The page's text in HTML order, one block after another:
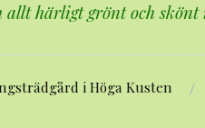
allt härligt grönt och
i Höga Kusten